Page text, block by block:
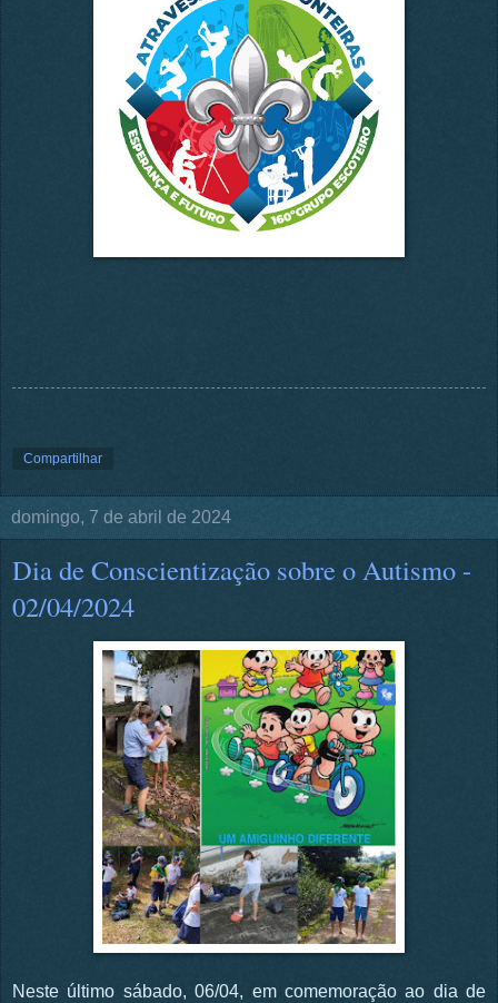
Compartilhar
domingo, 7 de abril de 2024
Dia de Conscientização sobre o Autismo -
02/04/2024
Neste último sábado, 06/04, em comemoração ao dia de